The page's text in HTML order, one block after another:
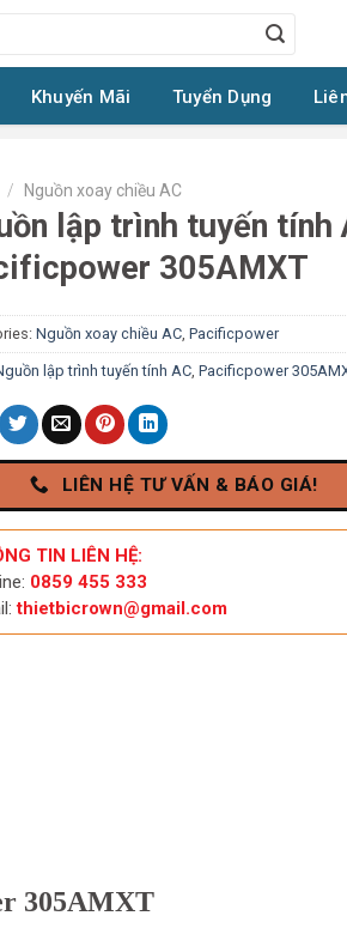
Khuyến Mãi Tuyển Dụng
/ Nguồn xoay chiều AC
lập trình tuyến tính
305AMXT
Nguồn xoay chiều AC ,Pacificpower
lập trình tuyến tính AC ,Pacificpower
LIÊN HỆ TƯ VẤN & BÁO GIÁ!
TIN LIÊN HỆ:
0859 455 333
thietbicrown@gmail.com
305AMXT